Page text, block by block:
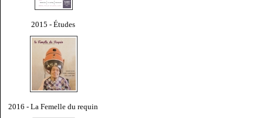
2015 - Études
2016 - La Femelle du requin